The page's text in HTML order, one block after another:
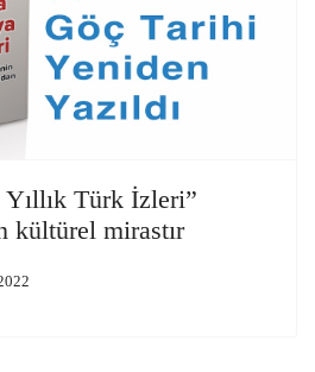
Yıllık Türk İzleri”
kültürel mirastır